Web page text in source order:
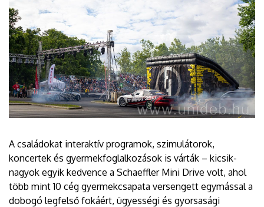
A családokat interaktív programok, szimulátorok,
koncertek és gyermekfoglalkozások is várták – kicsik-
nagyok egyik kedvence a Schaeffler Mini Drive volt, ahol
több mint 10 cég gyermekcsapata versengett egymással a
dobogó legfelső fokáért, ügyességi és gyorsasági